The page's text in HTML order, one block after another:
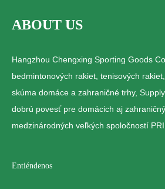
ABOUT US
Hangzhou Chengxing Sporting Goods
bedmintonových rakiet, tenisových
skúma domáce a zahraničné trhy,
dobrú povesť pre domácich aj
medzinárodných veľkých spoločností
Entiéndenos